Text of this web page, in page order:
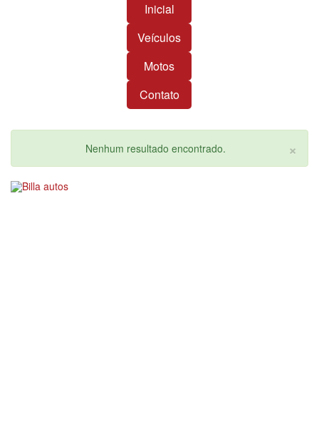
Inicial
Veículos
Motos
Contato
×
Nenhum resultado encontrado.